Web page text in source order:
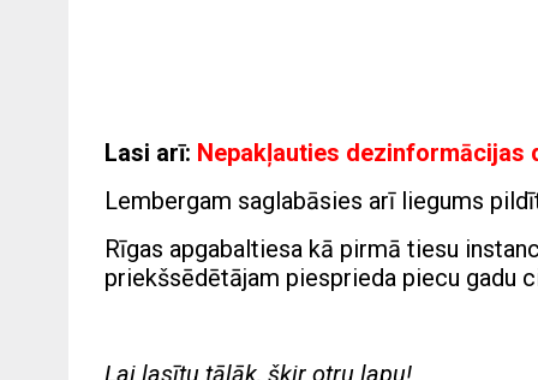
Lasi arī: Nepakļauties dezinformācijas
Lembergam saglabāsies arī liegums
Rīgas apgabaltiesa kā pirmā tiesu
priekšsēdētājam piesprieda piecu gadu
Lai lasītu tālāk, šķir otru lapu!